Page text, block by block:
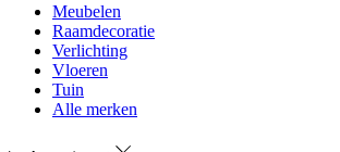
Meubelen
Raamdecoratie
Verlichting
Vloeren
Tuin
Alle merken